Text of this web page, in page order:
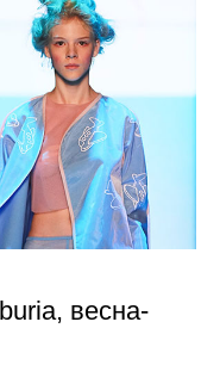
весна-